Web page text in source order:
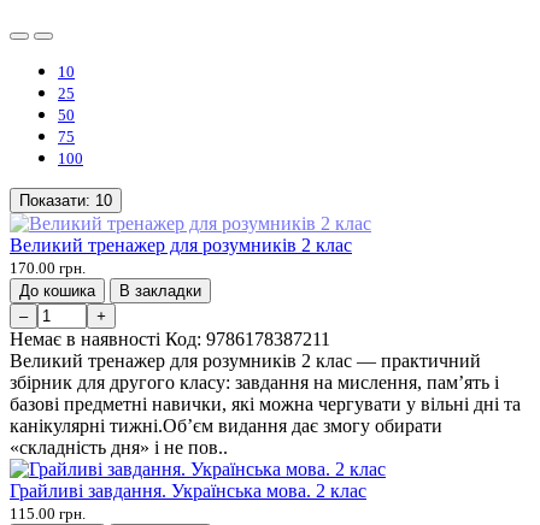
10
25
50
75
100
Показати: 10
Великий тренажер для розумників 2 клас
170.00 грн.
До кошика
В закладки
–
+
Немає в наявності Код: 9786178387211
Великий тренажер для розумників 2 клас — практичний
збірник для другого класу: завдання на мислення, пам’ять і
базові предметні навички, які можна чергувати у вільні дні та
канікулярні тижні.Об’єм видання дає змогу обирати
«складність дня» і не пов..
Грайливі завдання. Українська мова. 2 клас
115.00 грн.